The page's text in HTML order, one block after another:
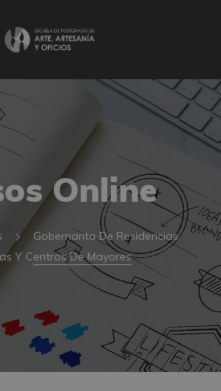
Online
Gobernanta De Residencias
Y Centros De Mayores